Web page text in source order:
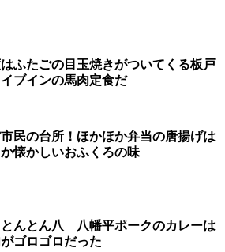
ふたごの目玉焼きがついてくる板戸
イブインの馬肉定食だ
民の台所！ほかほか弁当の唐揚げは
懐かしいおふくろの味
とんとん八 八幡平ポークのカレーは
ゴロゴロだった